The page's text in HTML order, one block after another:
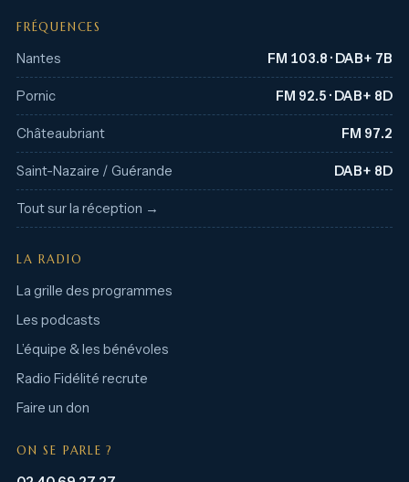
FRÉQUENCES
Nantes FM 103.8 · DAB+ 7B
Pornic FM 92.5 · DAB+ 8D
Châteaubriant FM 97.2
Saint-Nazaire / Guérande DAB+ 8D
Tout sur la réception →
LA RADIO
La grille des programmes
Les podcasts
L’équipe & les bénévoles
Radio Fidélité recrute
Faire un don
ON SE PARLE ?